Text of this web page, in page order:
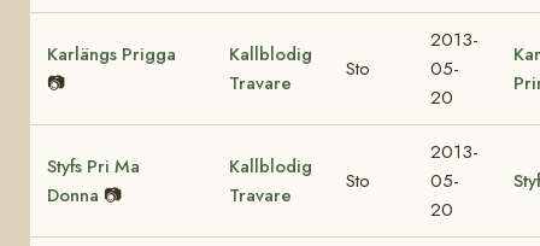
Karlängs Prigga
📷
Kallblodig
Travare
Sto
2013-
05-
20
Styfs Pri Ma
Donna 📷
Kallblodig
Travare
Sto
2013-
05-
20